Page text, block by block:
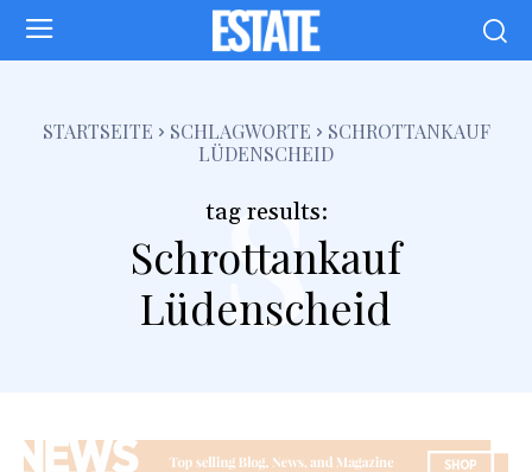
STARTSEITE SCHLAGWORTE
SCHROTTANKAUF
LÜDENSCHEID
tag results:
Schrottankauf
Lüdenscheid
s